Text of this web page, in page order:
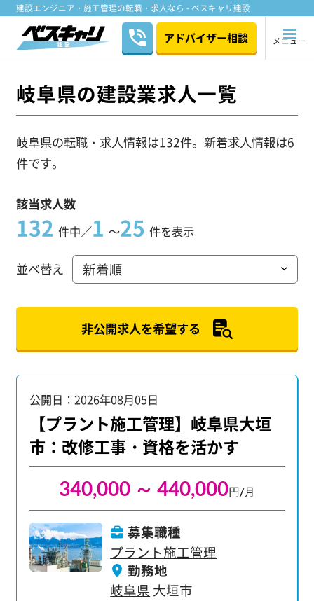
建設エンジニア・施工管理の転職・求人なら - ベスキャリ建設
アドバイザー相談 メニュー
岐阜県の建設業求人一覧
岐阜県の転職・求人情報は132件。新着求人情報は6
件です。
該当求人数
132 件中／1 ～25 件を表示
並べ替え
非公開求人を希望する
公開日：2026年08月05日
【プラント施工管理】岐阜県大垣
市：改修工事・資格を活かす
340,000 ～ 440,000円/月
募集職種
プラント施工管理
勤務地
岐阜県 大垣市